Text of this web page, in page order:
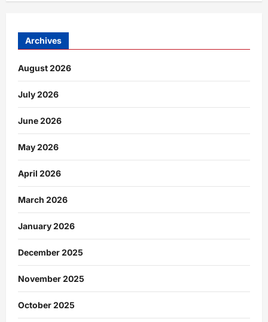
Archives
August 2026
July 2026
June 2026
May 2026
April 2026
March 2026
January 2026
December 2025
November 2025
October 2025